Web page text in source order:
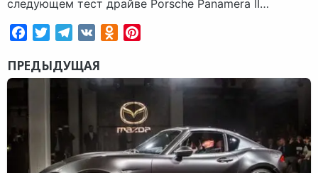
следующем тест драйве Porsche Panamera II…
FacebookTwitterTelegram
VK Odnoklassniki
ПРЕДЫДУЩАЯ